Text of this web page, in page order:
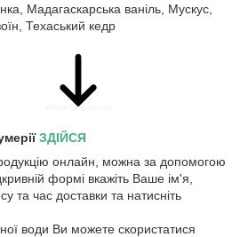
Мадагаскарська ваніль, Мускус,
Техаський кедр
ЗДІЙСЯ
онлайн, можна за допомогою
формі вкажіть Ваше ім'я,
та час доставки та натисніть
води Ви можете скористатися